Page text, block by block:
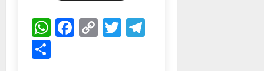
WhatsApp
Facebook
Copy
Link
Twitter